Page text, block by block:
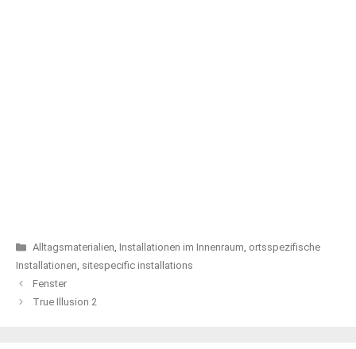
Kategorien
Alltagsmaterialien, Installationen im Innenraum, ortsspezifische
Installationen, sitespecific installations
Fenster
True Illusion 2